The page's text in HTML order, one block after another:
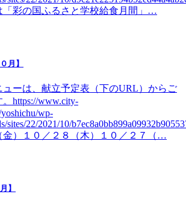
「彩の国ふるさと学校給食月間」…
月】
ューは、献立予定表（下のURL）からご
https://www.city-
wp-
sites/22/2021/10/
金）１０／２８（木）１０／２７（…
】